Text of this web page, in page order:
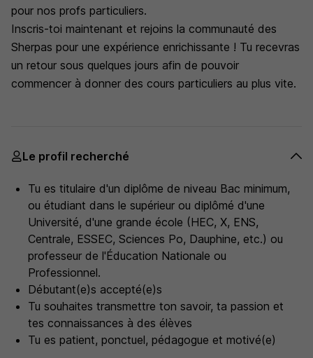
pour nos profs particuliers.
Inscris-toi maintenant et rejoins la communauté des
Sherpas pour une expérience enrichissante ! Tu recevras
un retour sous quelques jours afin de pouvoir
commencer à donner des cours particuliers au plus vite.
Le profil recherché
Tu es titulaire d'un diplôme de niveau Bac minimum,
ou étudiant dans le supérieur ou diplômé d'une
Université, d'une grande école (HEC, X, ENS,
Centrale, ESSEC, Sciences Po, Dauphine, etc.) ou
professeur de l'Éducation Nationale ou
Professionnel.
Débutant(e)s accepté(e)s
Tu souhaites transmettre ton savoir, ta passion et
tes connaissances à des élèves
Tu es patient, ponctuel, pédagogue et motivé(e)